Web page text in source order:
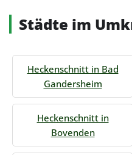
Städte im
Heckenschnitt in Bad
Gandersheim
Heckenschnitt in
Bovenden